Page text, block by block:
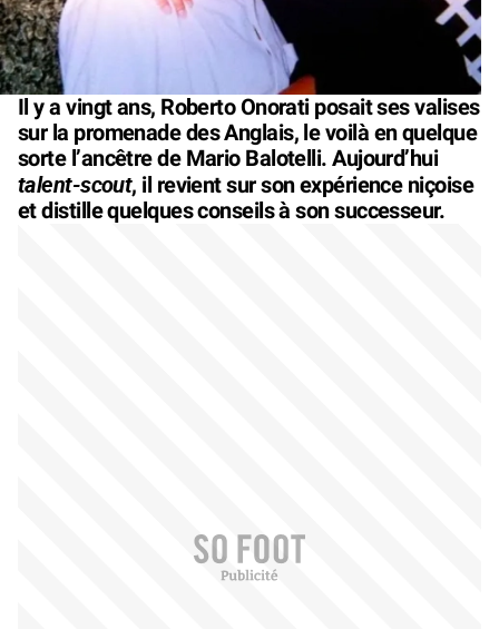
Il y a vingt ans, Roberto Onorati posait ses valises
sur la promenade des Anglais, le voilà en quelque
sorte l’ancêtre de Mario Balotelli. Aujourd’hui
talent-scout, il revient sur son expérience niçoise
et distille quelques conseils à son successeur.